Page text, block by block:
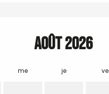
Août 2026
me je ve